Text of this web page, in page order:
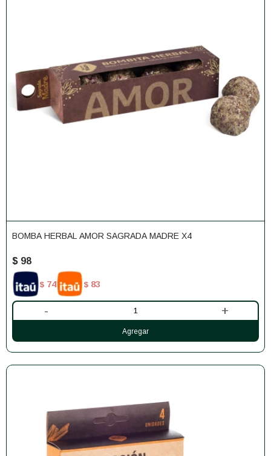
BOMBA HERBAL AMOR SAGRADA MADRE X4
$ 98
$ 74 $ 83
- +